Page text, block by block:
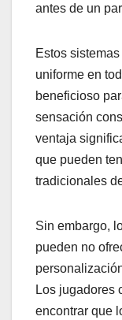
antes de un
Estos
uniforme en
beneficioso
sensación
ventaja
que pueden
tradicionales
Sin embargo,
pueden no
Los jugadores
encontrar que